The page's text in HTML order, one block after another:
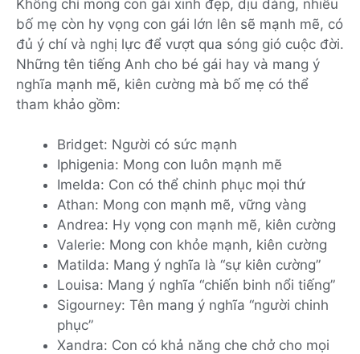
Không chỉ mong con gái xinh đẹp, dịu dàng, nhiều
bố mẹ còn hy vọng con gái lớn lên sẽ mạnh mẽ, có
đủ ý chí và nghị lực để vượt qua sóng gió cuộc đời.
Những tên tiếng Anh cho bé gái hay và mang ý
nghĩa mạnh mẽ, kiên cường mà bố mẹ có thể
tham khảo gồm:
Bridget: Người có sức mạnh
Iphigenia: Mong con luôn mạnh mẽ
Imelda: Con có thể chinh phục mọi thứ
Athan: Mong con mạnh mẽ, vững vàng
Andrea: Hy vọng con mạnh mẽ, kiên cường
Valerie: Mong con khỏe mạnh, kiên cường
Matilda: Mang ý nghĩa là “sự kiên cường”
Louisa: Mang ý nghĩa “chiến binh nổi tiếng”
Sigourney: Tên mang ý nghĩa “người chinh
phục”
Xandra: Con có khả năng che chở cho mọi